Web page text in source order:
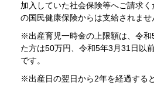
加入していた社会保険等へご請求
の国民健康保険からは支給されませ
※出産育児一時金の上限額は、令
た方は50万円、令和5年3月31日以
です。
※出産日の翌日から2年を経過する